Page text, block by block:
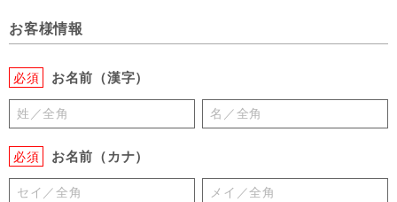
お客様情報
必須 お名前（漢字）
必須 お名前（カナ）